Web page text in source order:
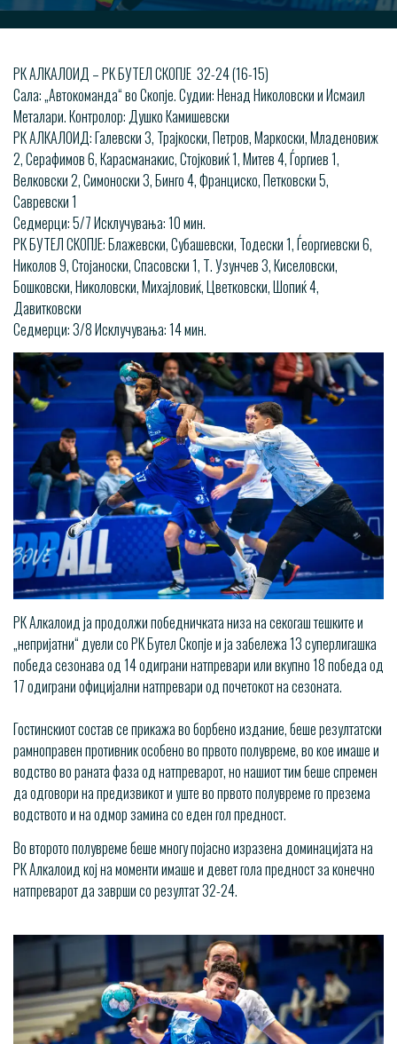
РК АЛКАЛОИД – РК БУТЕЛ СКОПЈЕ 32-24 (16-15)
Сала: „Автокоманда“ во Скопје. Судии: Ненад Николовски и Исмаил
Металари. Контролор: Душко Камишевски
РК АЛКАЛОИД: Галевски 3, Трајкоски, Петров, Маркоски, Младеновиж
2, Серафимов 6, Карасманакис, Стојковиќ 1, Митев 4, Ѓоргиев 1,
Велковски 2, Симоноски 3, Бинго 4, Франциско, Петковски 5,
Савревски 1
Седмерци: 5/7 Исклучувања: 10 мин.
РК БУТЕЛ СКОПЈЕ: Блажевски, Субашевски, Тодески 1, Ѓеоргиевски 6,
Николов 9, Стојаноски, Спасовски 1, Т. Узунчев 3, Киселовски,
Бошковски, Николовски, Михајловиќ, Цветковски, Шопиќ 4,
Давитковски
Седмерци: 3/8 Исклучувања: 14 мин.
РК Алкалоид ја продолжи победничката низа на секогаш тешките и
„непријатни“ дуели со РК Бутел Скопје и ја забележа 13 суперлигашка
победа сезонава од 14 одиграни натпревари или вкупно 18 победа од
17 одиграни официјални натпревари од почетокот на сезоната.
Гостинскиот состав се прикажа во борбено издание, беше резултатски
рамноправен противник особено во првото полувреме, во кое имаше и
водство во раната фаза од натпреварот, но нашиот тим беше спремен
да одговори на предизвикот и уште во првото полувреме го презема
водството и на одмор замина со еден гол предност.
Во второто полувреме беше многу појасно изразена доминацијата на
РК Алкалоид кој на моменти имаше и девет гола предност за конечно
натпреварот да заврши со резултат 32-24.